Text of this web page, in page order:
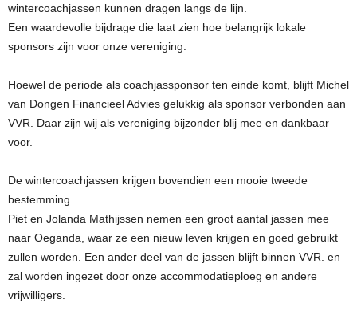
wintercoachjassen kunnen dragen langs de lijn.
Een waardevolle bijdrage die laat zien hoe belangrijk lokale
sponsors zijn voor onze vereniging.
Hoewel de periode als coachjassponsor ten einde komt, blijft Michel
van Dongen Financieel Advies gelukkig als sponsor verbonden aan
VVR. Daar zijn wij als vereniging bijzonder blij mee en dankbaar
voor.
De wintercoachjassen krijgen bovendien een mooie tweede
bestemming.
Piet en Jolanda Mathijssen nemen een groot aantal jassen mee
naar Oeganda, waar ze een nieuw leven krijgen en goed gebruikt
zullen worden. Een ander deel van de jassen blijft binnen VVR. en
zal worden ingezet door onze accommodatieploeg en andere
vrijwilligers.